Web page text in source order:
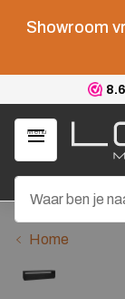
Showroom
8.6
Menu
Home